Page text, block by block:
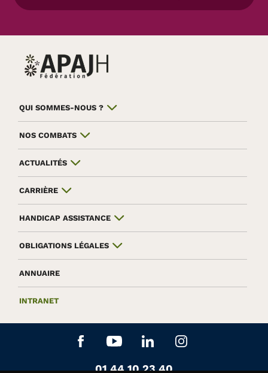
QUI SOMMES-NOUS ?
NOS COMBATS
ACTUALITÉS
CARRIÈRE
HANDICAP ASSISTANCE
OBLIGATIONS LÉGALES
ANNUAIRE
INTRANET
Aller sur le réseau social
Aller sur le réseau social
Aller sur le réseau
Aller sur le
Contactez-nous au
01 44 10 23 40